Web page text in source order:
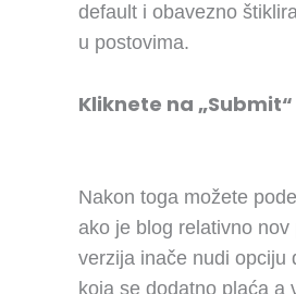
default i obavezno
u postovima.
Kliknete na
Nakon toga možete
ako je blog relativno
verzija inače nudi opciju
koja se dodatno plaća a